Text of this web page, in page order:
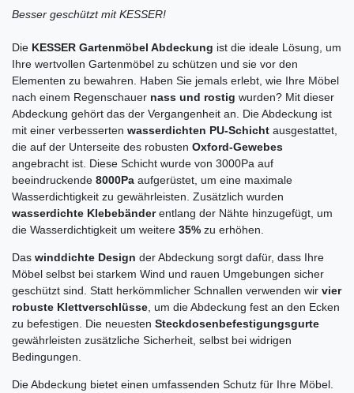
Besser geschützt mit KESSER!
Die KESSER Gartenmöbel Abdeckung ist die ideale Lösung, um
Ihre wertvollen Gartenmöbel zu schützen und sie vor den
Elementen zu bewahren. Haben Sie jemals erlebt, wie Ihre Möbel
nach einem Regenschauer nass und rostig wurden? Mit dieser
Abdeckung gehört das der Vergangenheit an. Die Abdeckung ist
mit einer verbesserten wasserdichten PU-Schicht ausgestattet,
die auf der Unterseite des robusten Oxford-Gewebes
angebracht ist. Diese Schicht wurde von 3000Pa auf
beeindruckende 8000Pa aufgerüstet, um eine maximale
Wasserdichtigkeit zu gewährleisten. Zusätzlich wurden
wasserdichte Klebebänderentlang der Nähte hinzugefügt, um
die Wasserdichtigkeit um weitere 35% zu erhöhen.
Das winddichte Design der Abdeckung sorgt dafür, dass Ihre
Möbel selbst bei starkem Wind und rauen Umgebungen sicher
geschützt sind. Statt herkömmlicher Schnallen verwenden wir vier
robuste Klettverschlüsse, um die Abdeckung fest an den Ecken
zu befestigen. Die neuesten Steckdosenbefestigungsgurte
gewährleisten zusätzliche Sicherheit, selbst bei widrigen
Bedingungen.
Die Abdeckung bietet einen umfassenden Schutz für Ihre Möbel.